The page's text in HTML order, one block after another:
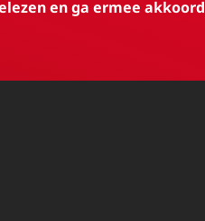
en ga ermee akkoord